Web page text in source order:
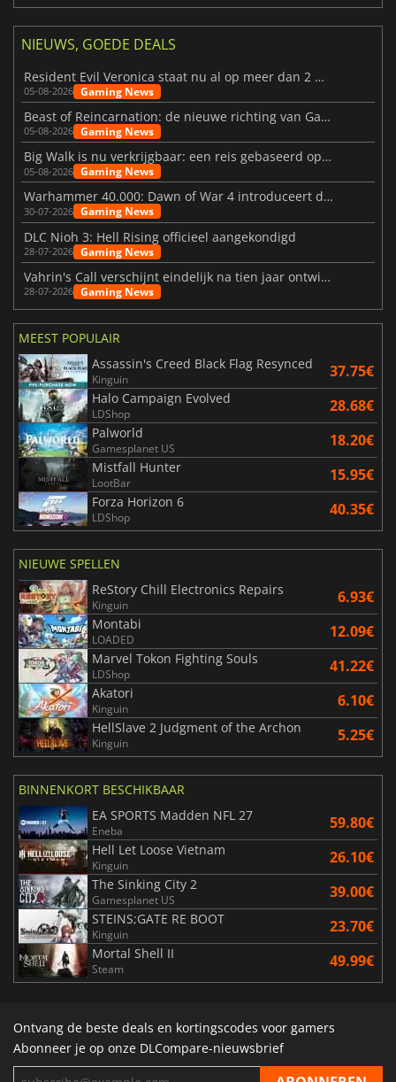
NIEUWS, GOEDE DEALS
Resident Evil Veronica staat nu al op meer dan 2 miljoen verlanglijstjes
05-08-2026 Gaming News
Beast of Reincarnation: de nieuwe richting van Game Freak
05-08-2026 Gaming News
Big Walk is nu verkrijgbaar: een reis gebaseerd op vriendschap
05-08-2026 Gaming News
Warhammer 40.000: Dawn of War 4 introduceert de Necron-factie
30-07-2026 Gaming News
DLC Nioh 3: Hell Rising officieel aangekondigd
28-07-2026 Gaming News
Vahrin's Call verschijnt eindelijk na tien jaar ontwikkeling
28-07-2026 Gaming News
MEEST POPULAIR
Assassin's Creed Black Flag Resynced
Kinguin 37.75€
Halo Campaign Evolved
LDShop 28.68€
Palworld
Gamesplanet US 18.20€
Mistfall Hunter
LootBar 15.95€
Forza Horizon 6
LDShop 40.35€
NIEUWE SPELLEN
ReStory Chill Electronics Repairs
Kinguin 6.93€
Montabi
LOADED 12.09€
Marvel Tokon Fighting Souls
LDShop 41.22€
Akatori
Kinguin 6.10€
HellSlave 2 Judgment of the Archon
Kinguin 5.25€
BINNENKORT BESCHIKBAAR
EA SPORTS Madden NFL 27
Eneba 59.80€
Hell Let Loose Vietnam
Kinguin 26.10€
The Sinking City 2
Gamesplanet US 39.00€
STEINS;GATE RE BOOT
Kinguin 23.70€
Mortal Shell II
Steam 49.99€
Ontvang de beste deals en kortingscodes voor gamers
Abonneer je op onze DLCompare-nieuwsbrief